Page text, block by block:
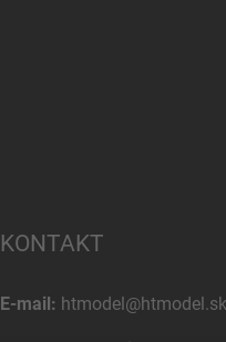
KONTAKT
E-mail: htmodel@htmodel.sk